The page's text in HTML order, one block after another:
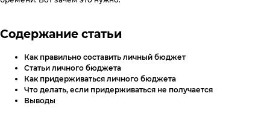
ЭОС в СМИ
Звонок юристу
117638, г. Москва, ул. Одесская,
д. 2, помещение 1/12
Отправить обращение
Содержание статьи
Как правильно составить личный бюджет
Статьи личного бюджета
Как придерживаться личного бюджета
Что делать, если придерживаться не получается
Выводы